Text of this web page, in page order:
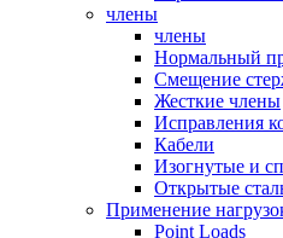
члены
члены
Нормальный
Смещение
Жесткие члены
Исправления
Кабели
Изогнутые и
Открытые
Применение
Point Loads